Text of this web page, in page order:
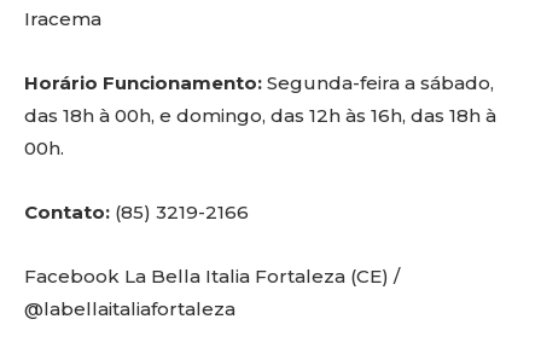
Iracema
Horário Funcionamento: Segunda-feira a sábado,
das 18h à 00h, e domingo, das 12h às 16h, das 18h à
00h.
Contato: (85) 3219-2166
Facebook La Bella Italia Fortaleza (CE) /
@labellaitaliafortaleza